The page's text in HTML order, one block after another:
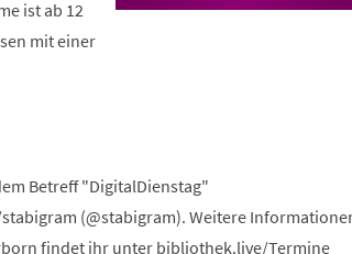
ist ab 12
mit einer
Betreff "DigitalDienstag"
(@stabigram). Weitere
findet ihr unter bibliothek.live/Termine